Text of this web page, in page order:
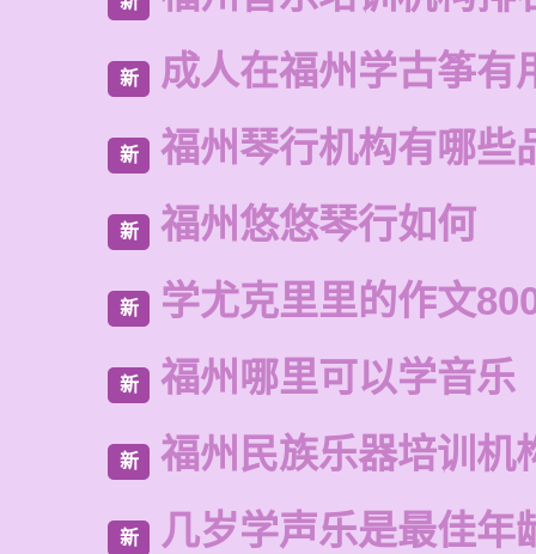
新 成人在福州学古筝有
新 福州琴行机构有哪些
新 福州悠悠琴行如何
新 学尤克里里的作文
新 福州哪里可以学音乐
新 福州民族乐器培训机
新 几岁学声乐是最佳年